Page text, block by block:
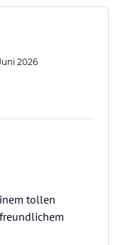
2026
tollen